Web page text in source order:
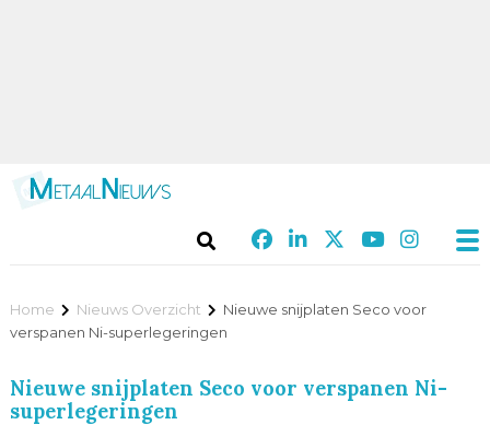
Home Nieuws Overzicht
Nieuwe snijplaten Seco voor
verspanen Ni-superlegeringen
Nieuwe snijplaten Seco voor verspanen Ni-
superlegeringen